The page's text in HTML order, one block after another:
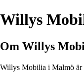
Willys
Om Willys
Willys Mobilia i Malmö är